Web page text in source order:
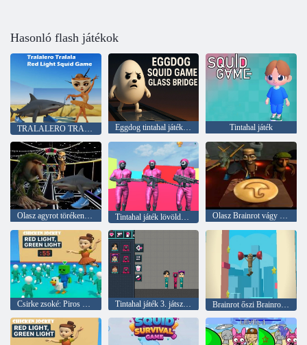
Hasonló flash játékok
TRALALERO TRALALA RED LIGE SALLOD GAME Eggdog tintahal játéküveg híd Tintahal játék
Olasz agyrot törékeny híd tintahal Tintahal játék lövöldözős Olasz Brainrot vágy Dalgona
Csirke zsoké: Piros világos zöld fény Tintahal játék 3. játszótér Brainrot őszi Brainrot kalandjáték